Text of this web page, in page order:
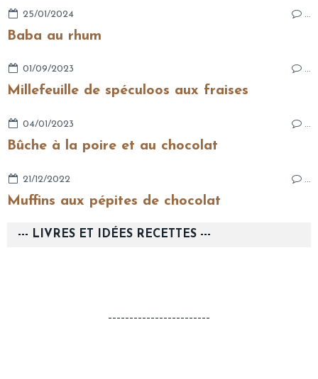
25/01/2024 …
Baba au rhum
01/09/2023 …
Millefeuille de spéculoos aux fraises
04/01/2023 …
Bûche à la poire et au chocolat
21/12/2022 …
Muffins aux pépites de chocolat
--- LIVRES ET IDÉES RECETTES ---
------------------------